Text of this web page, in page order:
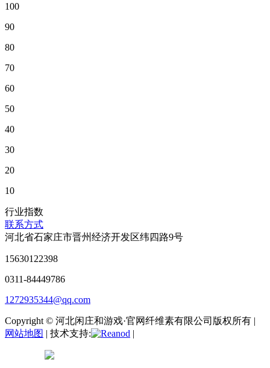
100
90
80
70
60
50
40
30
20
10
行业指数
联系方式
河北省石家庄市晋州经济开发区纬四路9号
15630122398
0311-84449786
1272935344@qq.com
Copyright © 河北闲庄和游戏·官网纤维素有限公司版权所有 |
网站地图 | 技术支持: |